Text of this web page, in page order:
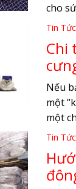
cho
Tin Tức
Chi
Nếu
một
một
Tin Tức